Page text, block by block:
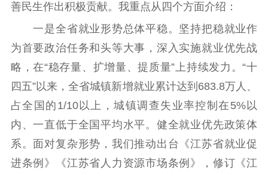
文化文艺
精品生产 文化惠民
文化传承
文化交流
体制改革
文化产业
紫金文化艺术节
品牌活动 紫艺舞台
精神文明
文明创建 文明实践
文明培育
先进典型
善民生作出积极贡献。我重点从四个方面介绍：
一是全省就业形势总体平稳。坚持把稳就业作
为首要政治任务和头等大事，深入实施就业优先战
略，在“稳存量、扩增量、提质量”上持续发力。“十
四五”以来，全省城镇新增就业累计达到683.8万人、
占全国的1/10以上，城镇调查失业率控制在5%以
内、一直低于全国平均水平。健全就业优先政策体
系。面对复杂形势，我们推动出台《江苏省就业促
进条例》《江苏省人力资源市场条例》，修订《江